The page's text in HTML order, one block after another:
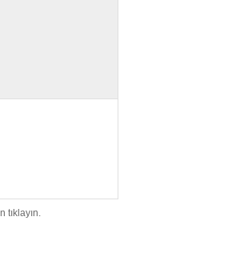
tıklayın.